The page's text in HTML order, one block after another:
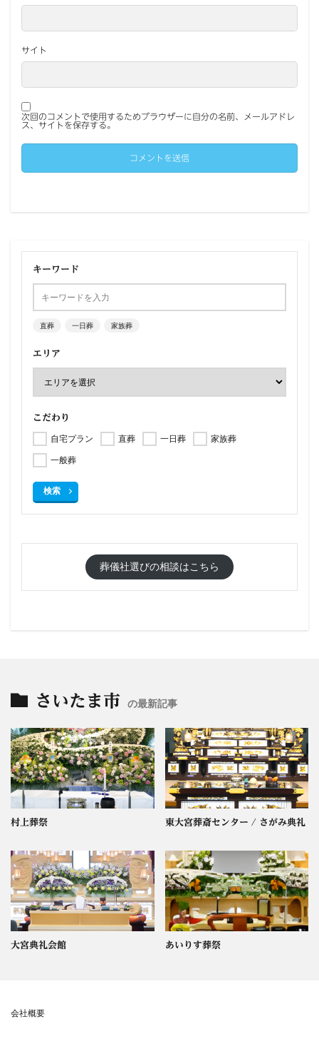
サイト
次回のコメントで使用するためブラウザーに自分の名前、メールアドレ
ス、サイトを保存する。
キーワード
直葬 一日葬 家族葬
エリア
こだわり
自宅プラン 直葬 一日葬
家族葬
一般葬
検索
葬儀社選びの相談はこちら
さいたま市 の最新記事
村上葬祭 東大宮葬斎センター / さがみ典礼
大宮典礼会館 あいりす葬祭
会社概要